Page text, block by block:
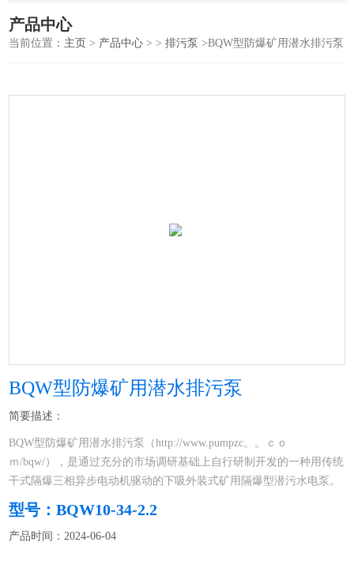
产品中心
当前位置： 主页 > 产品中心 > >排污泵 >BQW型防爆矿用潜水排污泵
BQW型防爆矿用潜水排污泵
简要描述：
BQW型防爆矿用潜水排污泵（http://www.pumpzc。。ｃｏ
ｍ/bqw/），是通过充分的市场调研基础上自行研制开发的一种用传统
干式隔爆三相异步电动机驱动的下吸外装式矿用隔爆型潜污水电泵。
（http://www.pumpzc。。ｃｏｍ/bqw/）在下列适用条件下能连续正常
运行
型号：BQW10-34-2.2
产品时间：2024-06-04